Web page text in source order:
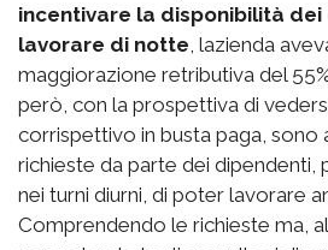
incentivare la disponibilità
lavorare di notte , lazienda
maggiorazione retributiva del
però, con la prospettiva di
corrispettivo in busta paga, sono
richieste da parte dei dipendenti,
nei turni diurni, di poter lavorare
Comprendendo le richieste ma,